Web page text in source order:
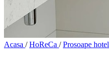
Acasa / HoReCa / Prosoape hotel